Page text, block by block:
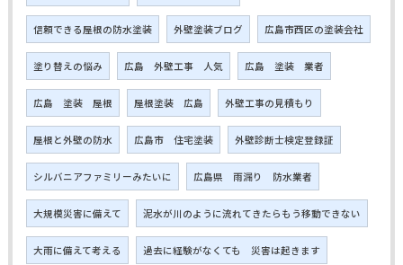
信頼できる屋根の防水塗装 外壁塗装ブログ 広島市西区の塗装会社
塗り替えの悩み 広島 外壁工事 人気 広島 塗装 業者
広島 塗装 屋根 屋根塗装 広島 外壁工事の見積もり
屋根と外壁の防水 広島市 住宅塗装 外壁診断士検定登録証
シルバニアファミリーみたいに 広島県 雨漏り 防水業者
大規模災害に備えて 泥水が川のように流れてきたらもう移動できない
大雨に備えて考える 過去に経験がなくても 災害は起きます